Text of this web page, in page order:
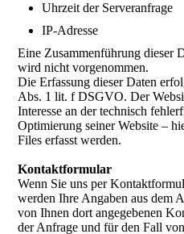
Uhrzeit der Serveranfrage
IP-Adresse
Eine Zusammenführung dieser
wird nicht vorgenommen.
Die Erfassung dieser Daten
Abs. 1 lit. f DSGVO. Der
Interesse an der technisch
Optimierung seiner Website –
Files erfasst werden.
Kontaktformular
Wenn Sie uns per
werden Ihre Angaben aus dem
von Ihnen dort angegebenen
der Anfrage und für den Fall